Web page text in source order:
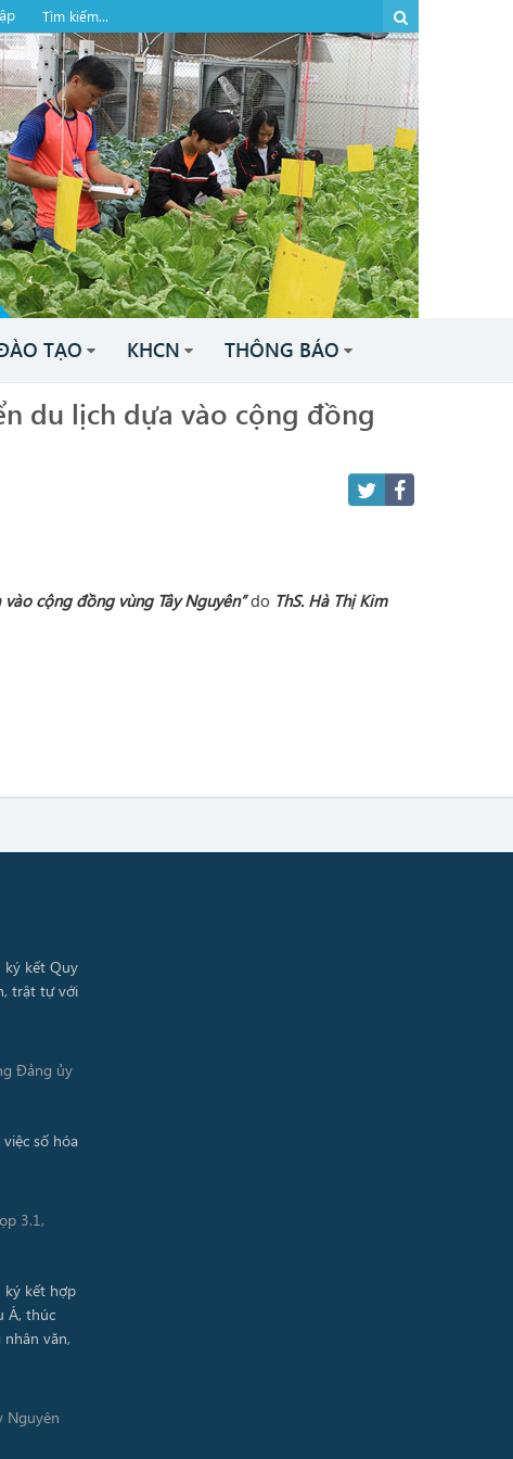
TẠO KHCN THÔNG BÁO
du lịch dựa vào cộng đồng
cộng đồng vùng Tây Nguyên”do ThS. Hà Thị Kim
Đảng ủy
3.1,
Nguyên